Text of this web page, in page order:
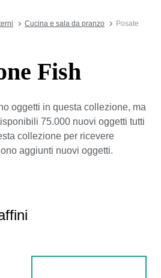
Cucina e sala da pranzo
Posate
Fish
oggetti in questa collezione, ma
75.000 nuovi oggetti tutti
collezione per ricevere
aggiunti nuovi oggetti.